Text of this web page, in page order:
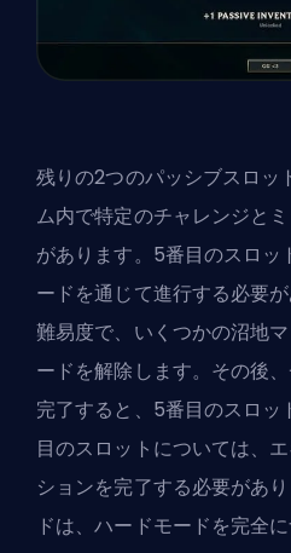
残りの2つのパッシブスロッ
ム内で特定のチャレンジと
があります。5番目のスロッ
ードを通じて進行する必要
難易度で、いくつかの沼地
ードを解除します。その後
完了すると、5番目のスロッ
目のスロットについては、
ションを完了する必要があ
ドは、ハードモードを完全